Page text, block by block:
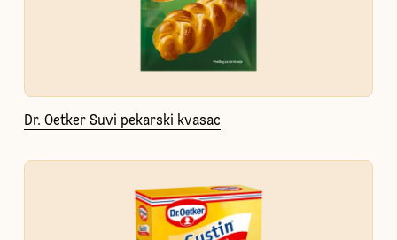
Dr. Oetker Suvi pekarski kvasac